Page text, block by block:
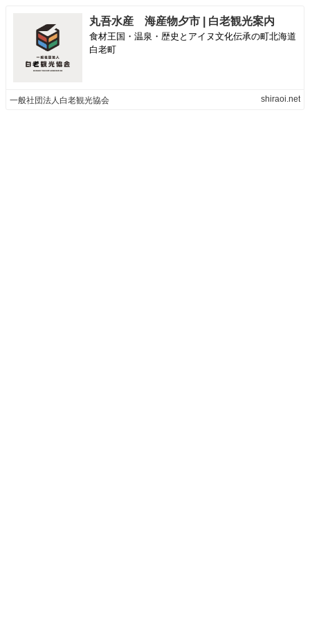
丸吾水産 海産物夕市 | 白老観光案内
食材王国・温泉・歴史とアイヌ文化伝承の町北海道
白老町
一般社団法人白老観光協会 shiraoi.net